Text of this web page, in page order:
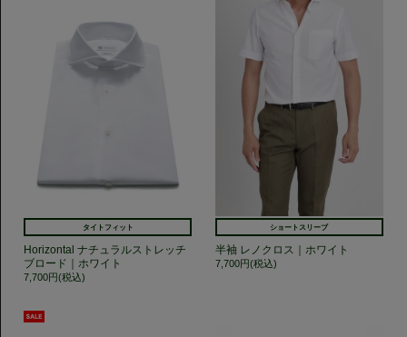
タイトフィット
Horizontal ナチュラルストレッチ
ブロード｜ホワイト
7,700円(税込)
ショートスリーブ
半袖 レノクロス｜ホワイト
7,700円(税込)